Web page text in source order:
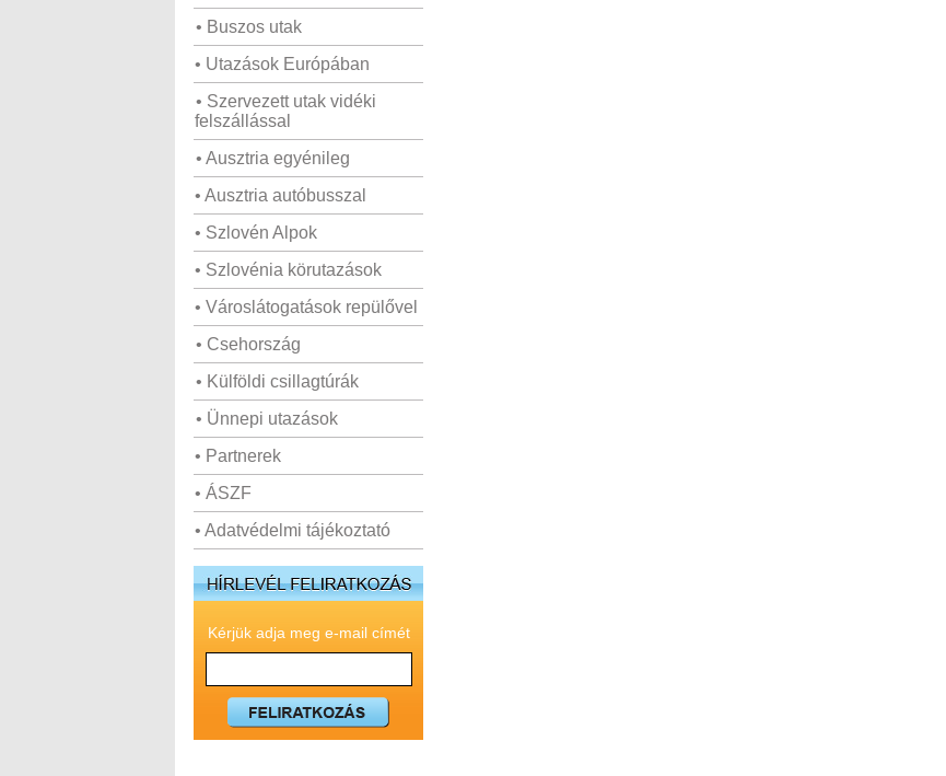
• Buszos utak
• Utazások Európában
• Szervezett utak vidéki
felszállással
• Ausztria egyénileg
• Ausztria autóbusszal
• Szlovén Alpok
• Szlovénia körutazások
• Városlátogatások repülővel
• Csehország
• Külföldi csillagtúrák
• Ünnepi utazások
• Partnerek
• ÁSZF
• Adatvédelmi tájékoztató
Kérjük adja meg e-mail címét